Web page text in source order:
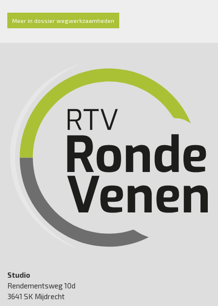
Meer in dossier wegwerkzaamheden
Studio
Rendementsweg 10d
3641 SK Mijdrecht